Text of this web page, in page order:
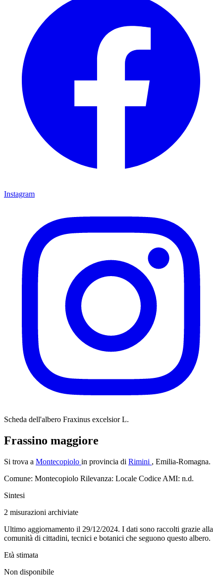
Instagram
Scheda dell'albero Fraxinus excelsior L.
Frassino maggiore
Si trova a Montecopiolo in provincia di Rimini , Emilia-Romagna.
Comune: Montecopiolo Rilevanza: Locale Codice AMI: n.d.
Sintesi
2 misurazioni archiviate
Ultimo aggiornamento il 29/12/2024. I dati sono raccolti grazie alla
comunità di cittadini, tecnici e botanici che seguono questo albero.
Età stimata
Non disponibile